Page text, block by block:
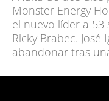
Monster Energy
el nuevo líder a
Ricky Brabec.
abandonar tras